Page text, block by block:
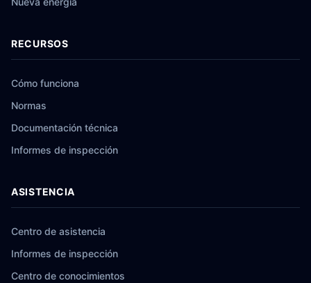
RECURSOS
Cómo funciona
Normas
Documentación técnica
Informes de inspección
ASISTENCIA
Centro de asistencia
Informes de inspección
Centro de conocimientos